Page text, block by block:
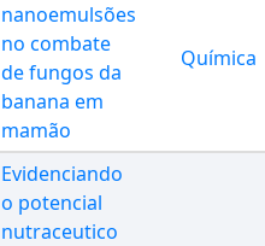
nanoemulsões
no combate
de fungos da
banana em
mamão
Química
Evidenciando
o potencial
nutraceutico